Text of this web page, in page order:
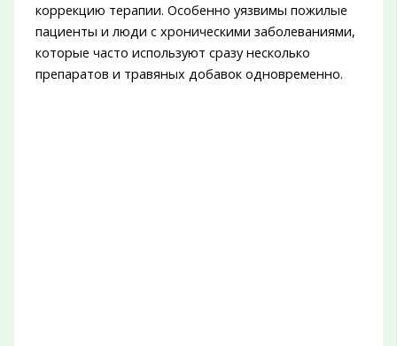
коррекцию терапии. Особенно уязвимы пожилые
пациенты и люди с хроническими заболеваниями,
которые часто используют сразу несколько
препаратов и травяных добавок одновременно.